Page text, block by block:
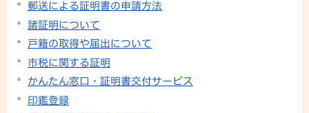
郵送による証明書の申請方法
諸証明について
戸籍の取得や届出について
市税に関する証明
かんたん窓口・証明書交付サービス
印鑑登録